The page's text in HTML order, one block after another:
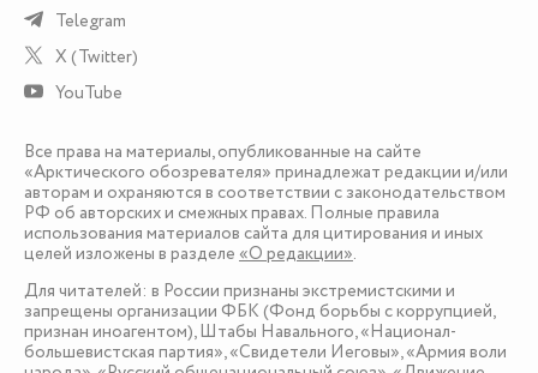
Telegram
X (Twitter)
YouTube
Все права на материалы, опубликованные на сайте
«Арктического обозревателя» принадлежат редакции и/или
авторам и охраняются в соответствии с законодательством
РФ об авторских и смежных правах. Полные правила
использования материалов сайта для цитирования и иных
целей изложены в разделе «О редакции».
Для читателей: в России признаны экстремистскими и
запрещены организации ФБК (Фонд борьбы с коррупцией,
признан иноагентом), Штабы Навального, «Национал-
большевистская партия», «Свидетели Иеговы», «Армия воли